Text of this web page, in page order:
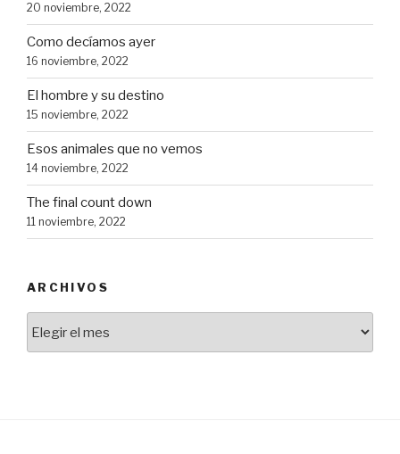
20 noviembre, 2022
Como decíamos ayer
16 noviembre, 2022
El hombre y su destino
15 noviembre, 2022
Esos animales que no vemos
14 noviembre, 2022
The final count down
11 noviembre, 2022
ARCHIVOS